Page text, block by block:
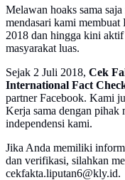
Melawan hoaks sama
mendasari kami membuat
2018 dan hingga kini
masyarakat luas.
Sejak 2 Juli 2018, Cek
International Fact
partner Facebook. Kami
Kerja sama dengan pihak
independensi kami.
Jika Anda memiliki
dan verifikasi, silahkan
cekfakta.liputan6@kly.id.